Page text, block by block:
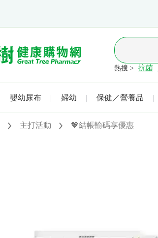
熱搜 > 抗菌
嬰幼尿布 婦幼 保健／營養品
主打活動 💖結帳輸碼享優惠